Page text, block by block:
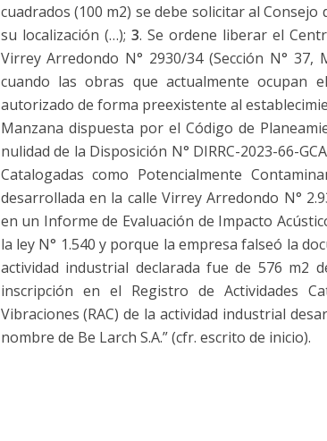
cuadrados (100 m2) se debe solicitar al
su localización (…); 3. Se ordene liberar el
Virrey Arredondo N° 2930/34 (Sección N° 37,
cuando las obras que actualmente ocupan
autorizado de forma preexistente al
Manzana dispuesta por el Código de
nulidad de la Disposición N° DIRRC-2023-66-
Catalogadas como Potencialmente
desarrollada en la calle Virrey Arredondo N°
en un Informe de Evaluación de Impacto
la ley N° 1.540 y porque la empresa falseó la
actividad industrial declarada fue de 576 m2
inscripción en el Registro de Actividades
Vibraciones (RAC) de la actividad industrial
nombre de Be Larch S.A.” (cfr. escrito de inicio).